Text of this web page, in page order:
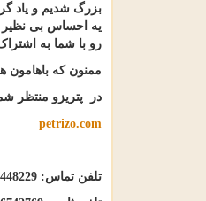
بزرگ شدیم و یاد
یه احساس بی نظیر
رو با شما به
ممنون که باهامون
در پتریزو منتظر
petrizo.com
تلفن تماس: 09124448229